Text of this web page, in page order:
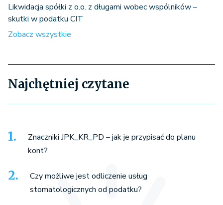
Likwidacja spółki z o.o. z długami wobec wspólników –
skutki w podatku CIT
Zobacz wszystkie
Najchętniej czytane
Znaczniki JPK_KR_PD – jak je przypisać do planu
kont?
Czy możliwe jest odliczenie usług
stomatologicznych od podatku?